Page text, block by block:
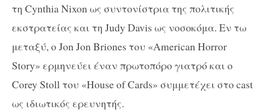
τη Cynthia Nixon ως συντονίστρια της πολιτικής
εκστρατείας και τη Judy Davis ως νοσοκόμα. Εν τω
μεταξύ, ο Jon Jon Briones του «American Horror
Story» ερμηνεύει έναν πρωτοπόρο γιατρό και ο
Corey Stoll του «House of Cards» συμμετέχει στο cast
ως ιδιωτικός ερευνητής.